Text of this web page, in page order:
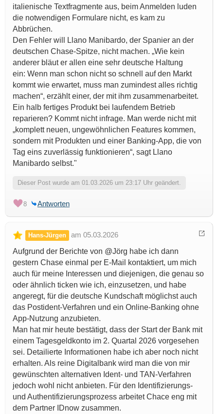
italienische Textfragmente aus, beim Anmelden luden
die notwendigen Formulare nicht, es kam zu
Abbrüchen.
Den Fehler will Llano Manibardo, der Spanier an der
deutschen Chase-Spitze, nicht machen. „Wie kein
anderer bläut er allen eine sehr deutsche Haltung
ein: Wenn man schon nicht so schnell auf den Markt
kommt wie erwartet, muss man zumindest alles richtig
machen“, erzählt einer, der mit ihm zusammenarbeitet.
Ein halb fertiges Produkt bei laufendem Betrieb
reparieren? Kommt nicht infrage. Man werde nicht mit
„komplett neuen, ungewöhnlichen Features kommen,
sondern mit Produkten und einer Banking-App, die von
Tag eins zuverlässig funktionieren“, sagt Llano
Manibardo selbst."
Dieser Post wurde am 01.03.2026 um 23:17 Uhr geändert.
8 Antworten
Hans-Jürgen
am 05.03.2026
Aufgrund der Berichte von @Jörg habe ich dann
gestern Chase einmal per E-Mail kontaktiert, um mich
auch für meine Interessen und diejenigen, die genau so
oder ähnlich ticken wie ich, einzusetzen, und habe
angeregt, für die deutsche Kundschaft möglichst auch
das Postident-Verfahren und ein Online-Banking ohne
App-Nutzung anzubieten.
Man hat mir heute bestätigt, dass der Start der Bank mit
einem Tagesgeldkonto im 2. Quartal 2026 vorgesehen
sei. Detailierte Informationen habe ich aber noch nicht
erhalten. Als reine Digitalbank wird man die von mir
gewünschten alternativen Ident- und TAN-Verfahren
jedoch wohl nicht anbieten. Für den Identifizierungs-
und Authentifizierungsprozess arbeitet Chace eng mit
dem Partner IDnow zusammen.